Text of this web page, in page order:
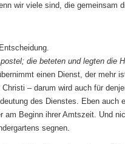
wir viele sind, die gemeinsam
die beteten und legten die
einen Dienst, der mehr
– darum wird auch für
des Dienstes. Eben auch
am Beginn ihrer Amtszeit. Und
segnen.